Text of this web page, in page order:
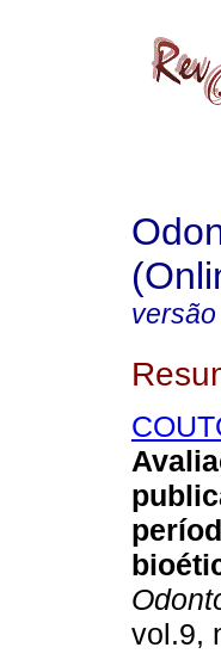
vol.9,